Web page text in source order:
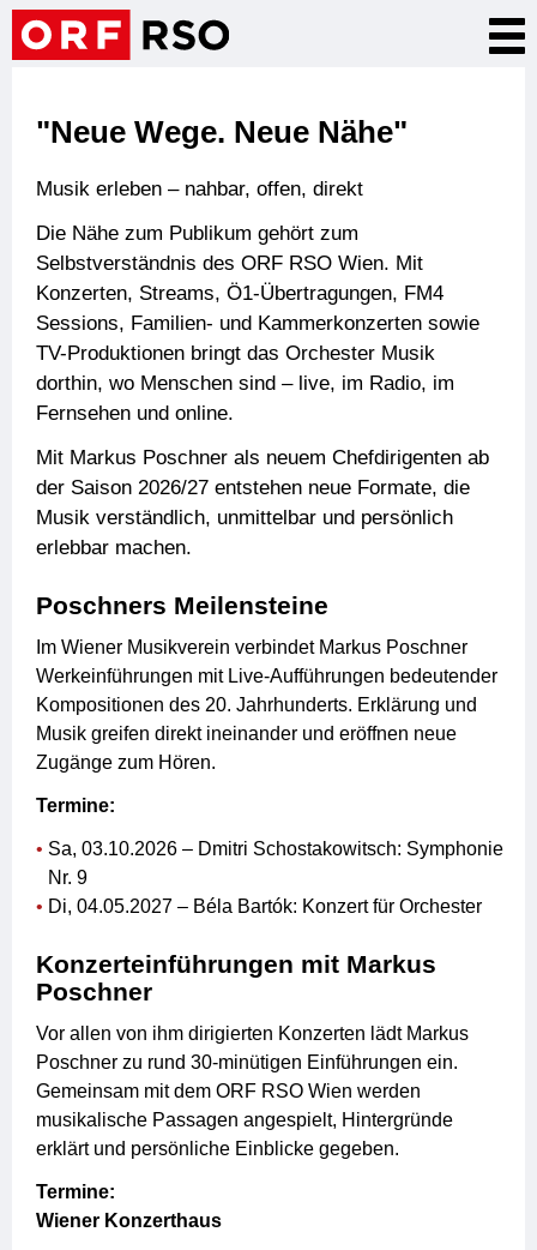
Skip
"Neue Wege. Neue Nähe"
Musik erleben – nahbar, offen, direkt
Die Nähe zum Publikum gehört zum
Selbstverständnis des ORF RSO Wien. Mit
Konzerten, Streams, Ö1-Übertragungen, FM4
Sessions, Familien- und Kammerkonzerten sowie
TV-Produktionen bringt das Orchester Musik
dorthin, wo Menschen sind – live, im Radio, im
Fernsehen und online.
Mit Markus Poschner als neuem Chefdirigenten ab
der Saison 2026/27 entstehen neue Formate, die
Musik verständlich, unmittelbar und persönlich
erlebbar machen.
Poschners Meilensteine
Im Wiener Musikverein verbindet Markus Poschner
Werkeinführungen mit Live-Aufführungen bedeutender
Kompositionen des 20. Jahrhunderts. Erklärung und
Musik greifen direkt ineinander und eröffnen neue
Zugänge zum Hören.
Termine:
Sa, 03.10.2026 – Dmitri Schostakowitsch: Symphonie
Nr. 9
Di, 04.05.2027 – Béla Bartók: Konzert für Orchester
Konzerteinführungen mit Markus
Poschner
Vor allen von ihm dirigierten Konzerten lädt Markus
Poschner zu rund 30-minütigen Einführungen ein.
Gemeinsam mit dem ORF RSO Wien werden
musikalische Passagen angespielt, Hintergründe
erklärt und persönliche Einblicke gegeben.
Termine:
Wiener Konzerthaus